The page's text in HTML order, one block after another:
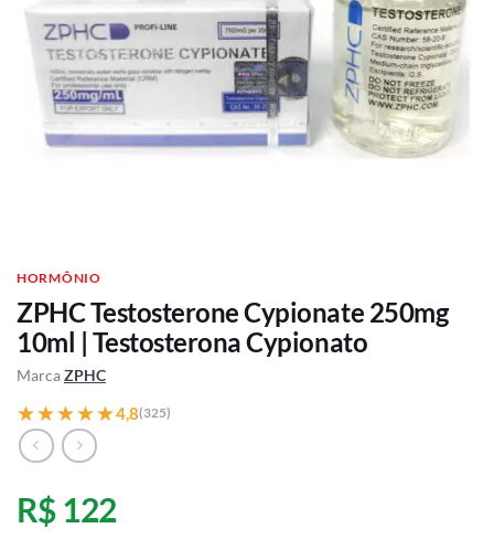
HORMÔNIO
ZPHC Testosterone Cypionate 250mg
10ml | Testosterona Cypionato
MarcaZPHC
★★★★★
★★★★★4,8(325)
R$ 122